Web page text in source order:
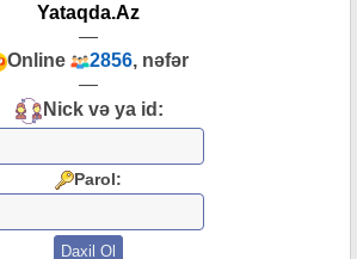
Yataqda.Az
—
Online
2856, nəfər
—
Nick və ya id:
Parol: